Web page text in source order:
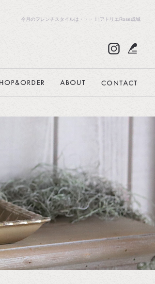
今月のフレンチスタイルは・・・！|アトリエRose成城